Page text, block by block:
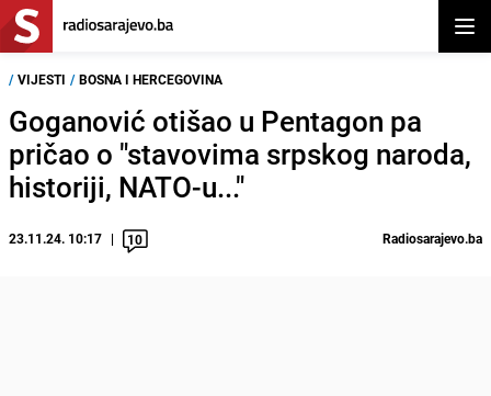
/ VIJESTI / BOSNA I HERCEGOVINA
Goganović otišao u Pentagon pa
pričao o "stavovima srpskog naroda,
historiji, NATO-u..."
23.11.24. 10:17 10 Radiosarajevo.ba